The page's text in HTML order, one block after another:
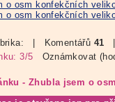
o osm konfekčních
o osm konfekčních
| Komentářů 41
3/5 Oznámkovat
- Zhubla jsem o